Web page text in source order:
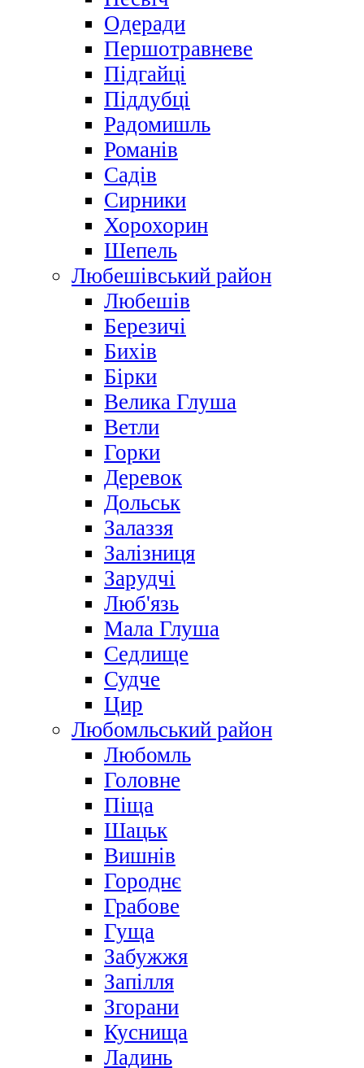
Одеради
Першотравневе
Підгайці
Піддубці
Радомишль
Романів
Садів
Сирники
Хорохорин
Шепель
Любешівський район
Любешів
Березичі
Бихів
Бірки
Велика Глуша
Ветли
Горки
Деревок
Дольськ
Залаззя
Залізниця
Зарудчі
Люб'язь
Мала Глуша
Седлище
Судче
Цир
Любомльський район
Любомль
Головне
Піща
Шацьк
Вишнів
Городнє
Грабове
Гуща
Забужжя
Запілля
Згорани
Куснища
Ладинь